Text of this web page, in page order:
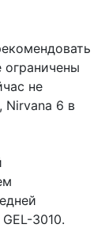
не
6 в
3010.